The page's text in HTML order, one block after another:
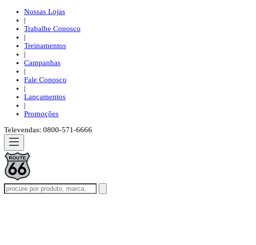
Nossas Lojas
|
Trabalhe Conosco
|
Treinamentos
|
Campanhas
|
Fale Conosco
|
Lançamentos
|
Promoções
Televendas: 0800-571-6666